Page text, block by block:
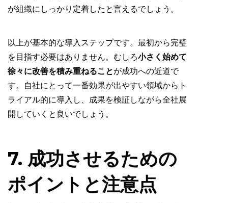
が組織にしっかり定着したと言えるでしょう。
以上が基本的な導入ステップです。最初から完璧
を目指す必要はありません。むしろ小さく始めて
徐々に改善を積み重ねることが成功への近道で
す。自社にとって一番効果が出やすい領域からト
ライアル的に導入し、成果を検証しながら全社展
開していくと良いでしょう。
7. 成功させるための
ポイントと注意点